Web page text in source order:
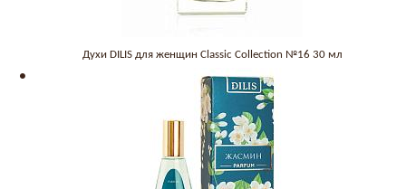
Духи DILIS для женщин Classic Collection №16 30 мл